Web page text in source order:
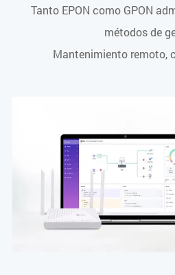
Tanto EPON como GPON
métodos de
Mantenimiento remoto,